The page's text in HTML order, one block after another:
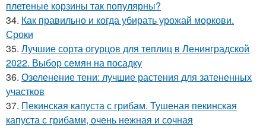
плетеные корзины так популярны?
34. Как правильно и когда убирать урожай моркови.
Сроки
35. Лучшие сорта огурцов для теплиц в Ленинградской
2022. Выбор семян на посадку
36. Озеленение тени: лучшие растения для затененных
участков
37. Пекинская капуста с грибам. Тушеная пекинская
капуста с грибами, очень нежная и сочная